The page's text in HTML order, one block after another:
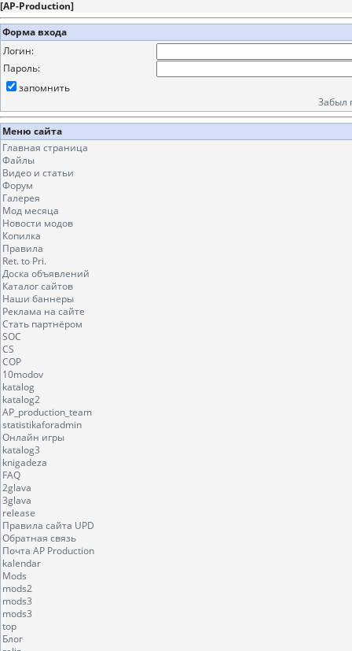
[AP-Production]
Форма входа
Логин:
Пароль:
запомнить
Забыл
Меню сайта
Главная страница
Файлы
Видео и статьи
Форум
Галерея
Мод месяца
Новости модов
Копилка
Правила
Ret. to Pri.
Доска объявлений
Каталог сайтов
Наши баннеры
Реклама на сайте
Стать партнёром
SOC
CS
COP
10modov
katalog
katalog2
AP_production_team
statistikaforadmin
Онлайн игры
katalog3
knigadeza
FAQ
2glava
3glava
release
Правила сайта UPD
Обратная связь
Почта AP Production
kalendar
Mods
mods2
mods3
mods3
top
Блог